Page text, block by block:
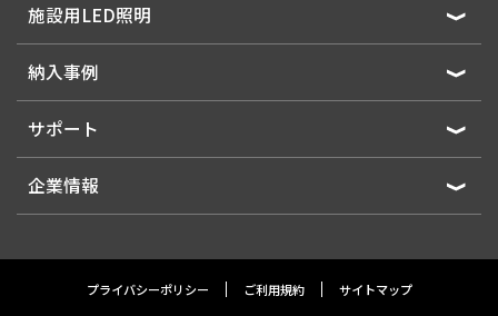
施設用LED照明
納入事例
サポート
企業情報
プライバシーポリシー ご利用規約 サイトマップ